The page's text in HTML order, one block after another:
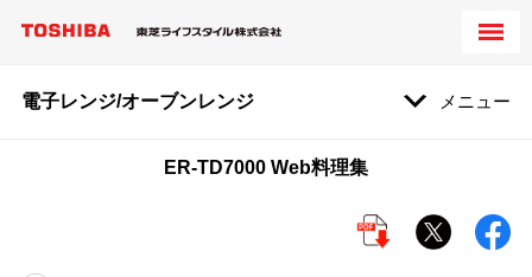
電子レンジ/オーブンレンジ メニュー
ER-TD7000 Web料理集